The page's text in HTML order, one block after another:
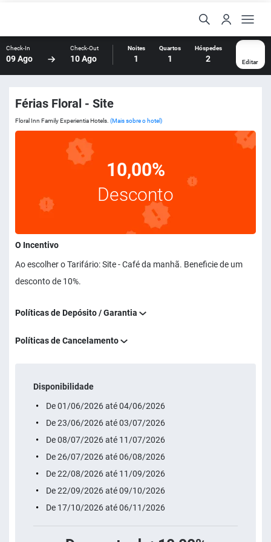
Check-In
09 Ago
Check-Out
10 Ago
Noites
1
Quartos
1
Hóspedes
2 Editar
Férias Floral - Site
Floral Inn Family Experientia Hotels. (Mais sobre o hotel)
10,00%
Desconto
O Incentivo
Ao escolher o Tarifário: Site - Café da manhã. Beneficie de um
desconto de 10%.
Políticas de Depósito / Garantia
Políticas de Cancelamento
Disponibilidade
De 01/06/2026 até 04/06/2026
De 23/06/2026 até 03/07/2026
De 08/07/2026 até 11/07/2026
De 26/07/2026 até 06/08/2026
De 22/08/2026 até 11/09/2026
De 22/09/2026 até 09/10/2026
De 17/10/2026 até 06/11/2026